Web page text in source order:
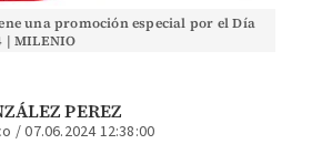
una promoción especial por el Día
| MILENIO
PEREZ
/07.06.2024 12:38:00